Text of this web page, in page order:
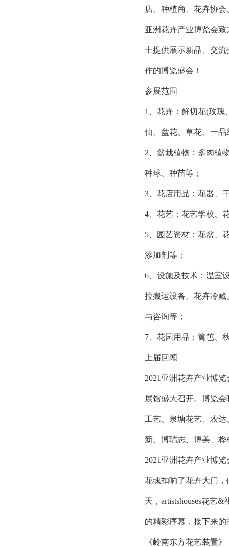
店、种植商、花卉协
亚洲花卉产业博览会
士提供展示新品、交
作的博览盛会！
参展范围
1、花卉：鲜切花(玫
仙、盆花、草花、一
2、盆栽植物：多肉植
种球、种苗等；
3、花店用品：花器、
4、花艺：花艺学校、
5、园艺资材：花盆、
添加剂等；
6、设施及技术：温室
拉搬运设备、花卉冷
与咨询等；
7、花园用品：篱笆、
上届回顾
2021亚洲花卉产业博
展馆盛大召开。博览
工艺、泉塘花艺、农
新、博瑞志、博美、
2021亚洲花卉产业博
花魂扣响了花卉大门，
天，artistshouses花艺
的精彩序幕，接下来
《岭南东方花艺装置